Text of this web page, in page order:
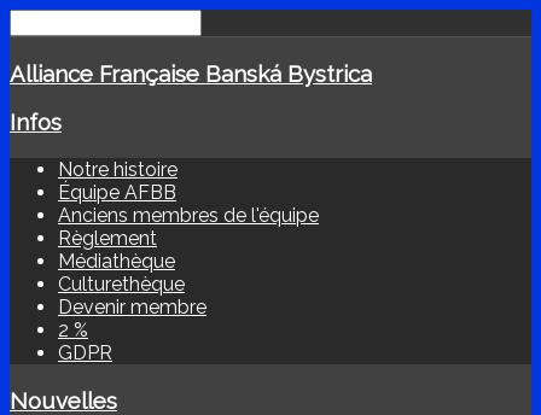
Alliance Française Banská Bystrica
Infos
Notre histoire
Équipe AFBB
Anciens membres de l'équipe
Règlement
Médiathèque
Culturethèque
Devenir membre
2 %
GDPR
Nouvelles